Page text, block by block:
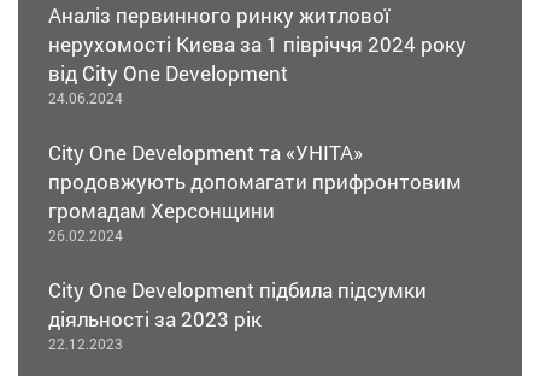
Аналіз первинного ринку житлової
нерухомості Києва за 1 півріччя 2024 року
від City One Development
24.06.2024
City One Development та «УНІТА»
продовжують допомагати прифронтовим
громадам Херсонщини
26.02.2024
City One Development підбила підсумки
діяльності за 2023 рік
22.12.2023